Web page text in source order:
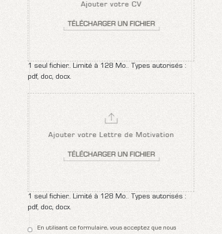
1 seul fichier.. Limité à 128 Mo.. Types autorisés :
pdf, doc, docx.
1 seul fichier.. Limité à 128 Mo.. Types autorisés :
pdf, doc, docx.
En utilisant ce formulaire, vous acceptez que nous